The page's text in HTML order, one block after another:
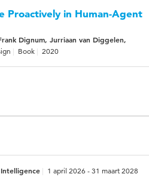
Proactively in Human-Agent
Dignum, Jurriaan van Diggelen,
Book 2020
1 april 2026 - 31 maart 2028